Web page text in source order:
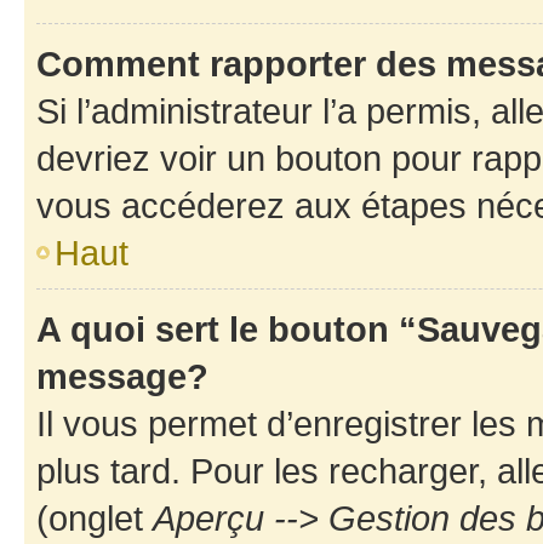
Comment rapporter des
Si l’administrateur l’a permis,
devriez voir un bouton pour
vous accéderez aux étapes
Haut
A quoi sert le bouton
message?
Il vous permet d’enregistrer
plus tard. Pour les recharger,
(ongletAperçu --> Gestion des